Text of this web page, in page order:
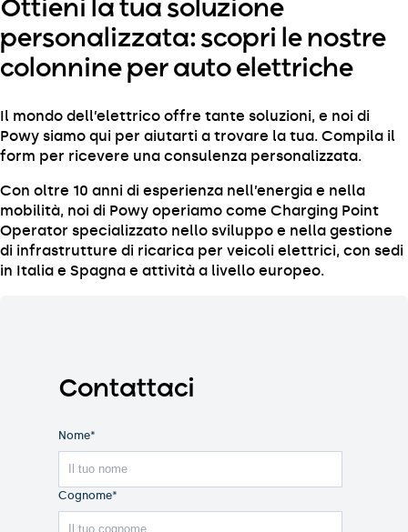
Ottieni la tua soluzione
personalizzata: scopri le nostre
colonnine per auto elettriche
Il mondo dell’elettrico offre tante soluzioni, e noi di
Powy siamo qui per aiutarti a trovare la tua. Compila il
form per ricevere una consulenza personalizzata.
Con oltre 10 anni di esperienza nell’energia e nella
mobilità, noi di Powy operiamo come Charging Point
Operator specializzato nello sviluppo e nella gestione
di infrastrutture di ricarica per veicoli elettrici, con sedi
in Italia e Spagna e attività a livello europeo.
Contattaci
Nome*
Cognome*